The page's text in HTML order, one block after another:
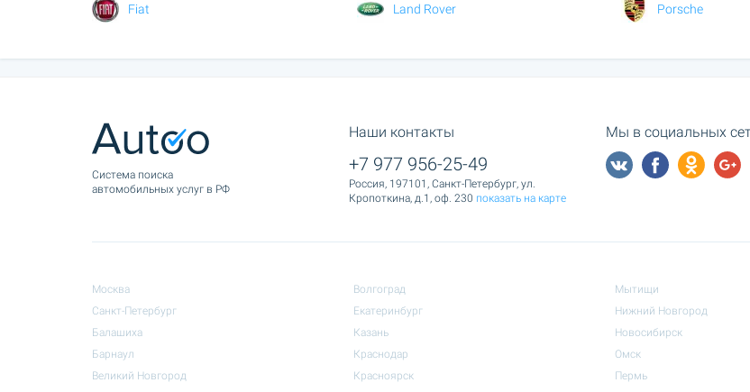
Fiat Land Rover Porsche
Cистема поиска
автомобильных услуг в РФ
Наши контакты
+7 977 956-25-49
Россия, 197101, Санкт-Петербург, ул.
Кропоткина, д.1, оф. 230 показать на карте
Мы в социальных
Москва
Санкт-Петербург
Балашиха
Барнаул
Великий Новгород
Волгоград
Екатеринбург
Казань
Краснодар
Красноярск
Мытищи
Нижний Новгород
Новосибирск
Омск
Пермь